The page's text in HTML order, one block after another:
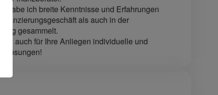
habe ich breite Kenntnisse und Erfahrungen
als auch in der
gesammelt.
ich auch für Ihre Anliegen individuelle und
Lösungen!